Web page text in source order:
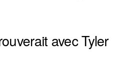
avec Tyler